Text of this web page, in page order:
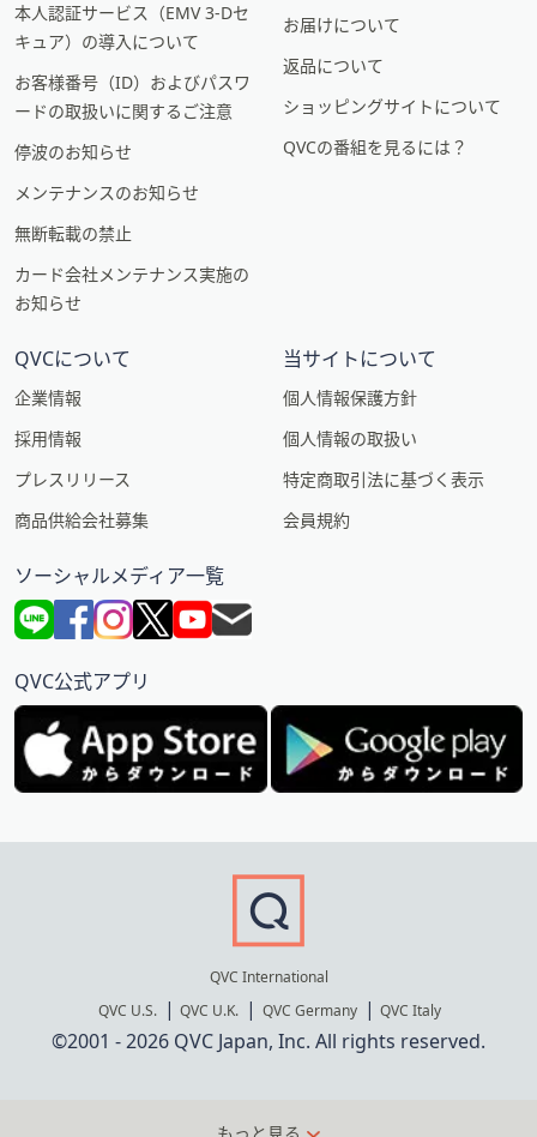
本人認証サービス（EMV 3-Dセ
キュア）の導入について
お客様番号（ID）およびパスワ
ードの取扱いに関するご注意
停波のお知らせ
メンテナンスのお知らせ
無断転載の禁止
カード会社メンテナンス実施の
お知らせ
お届けについて
返品について
ショッピングサイトについて
QVCの番組を見るには？
QVCについて
企業情報
採用情報
プレスリリース
商品供給会社募集
当サイトについて
個人情報保護方針
個人情報の取扱い
特定商取引法に基づく表示
会員規約
ソーシャルメディア一覧
QVC公式アプリ
QVC International
QVC U.S.
QVC U.K. QVC Germany QVC Italy
©2001 - 2026 QVC Japan, Inc. All rights reserved.